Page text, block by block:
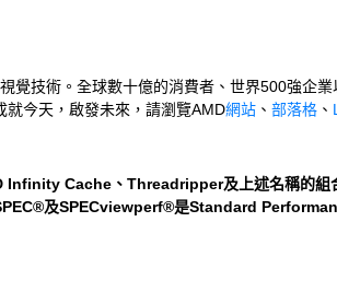
覺技術。全球數十億的消費者、世界500強企
就今天，啟發未來，請瀏覽AMD網站 、 部落格 、
Infinity Cache、Threadripper及上述名稱
及SPECviewperf®是Standard